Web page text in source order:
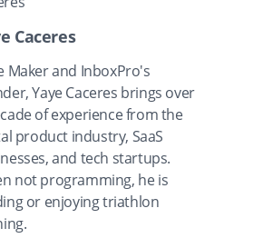
Caceres
Maker and InboxPro's
Yaye Caceres brings over
of experience from the
product industry, SaaS
and tech startups.
not programming, he is
or enjoying triathlon